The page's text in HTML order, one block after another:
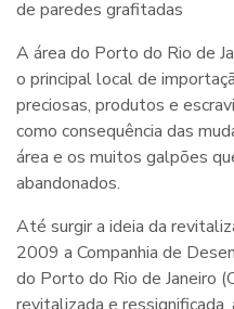
de paredes grafitadas
A área do Porto do Rio de
o principal local de
preciosas, produtos e
como consequência das
área e os muitos galpões
abandonados.
Até surgir a ideia da
2009 a Companhia de
do Porto do Rio de Janeiro